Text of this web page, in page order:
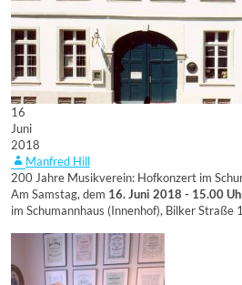
16
Juni
2018
Manfred Hill
200 Jahre Musikverein: Hofkonzert im
Am Samstag, dem 16. Juni 2018 - 15.00
im Schumannhaus (Innenhof), Bilker Straße